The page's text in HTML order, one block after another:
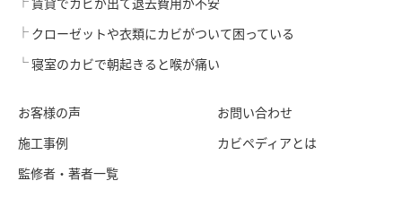
クローゼットや衣類にカビがついて困っている
寝室のカビで朝起きると喉が痛い
お客様の声
施工事例
監修者・著者一覧
お問い合わせ
カビペディアとは